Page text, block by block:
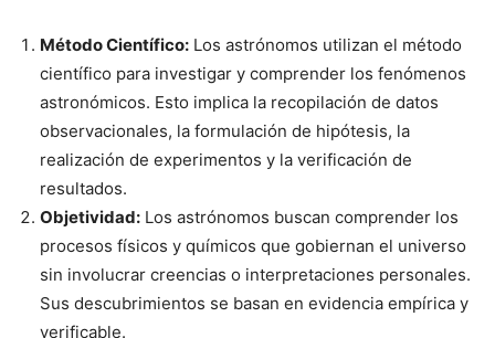
Método Científico: Los astrónomos utilizan el método
científico para investigar y comprender los fenómenos
astronómicos. Esto implica la recopilación de datos
observacionales, la formulación de hipótesis, la
realización de experimentos y la verificación de
resultados.
Objetividad: Los astrónomos buscan comprender los
procesos físicos y químicos que gobiernan el universo
sin involucrar creencias o interpretaciones personales.
Sus descubrimientos se basan en evidencia empírica y
verificable.